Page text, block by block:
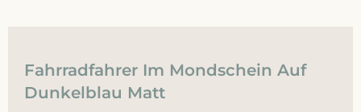
Fahrradfahrer Im Mondschein Auf
Dunkelblau Matt